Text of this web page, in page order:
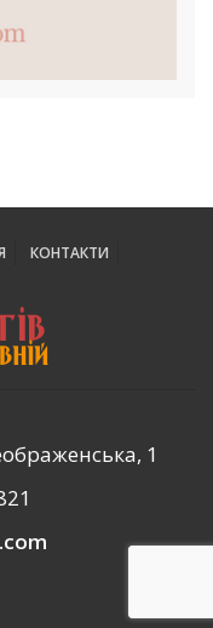
КОНТАКТИ
1